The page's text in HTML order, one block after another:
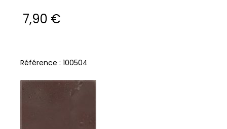
7,90 €
Référence : 100504